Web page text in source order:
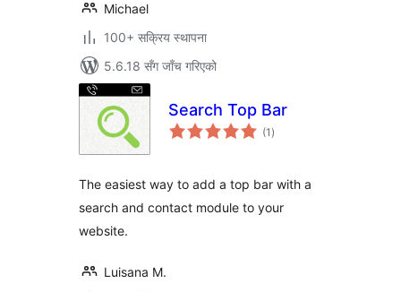
Michael
100+ सक्रिय स्थापना
5.6.18 सँग जाँच गरिएको
Search Top Bar
(1 कुल
रेटिङ्गहरू
)
The easiest way to add a top bar with a
search and contact module to your
website.
Luisana M.